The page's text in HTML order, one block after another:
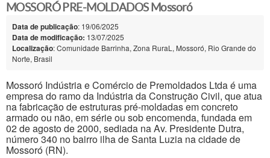
MOSSORÓ PRE-MOLDADOS Mossoró
Data de publicação: 19/06/2025
Data de modificação: 13/07/2025
Localização: Comunidade Barrinha, Zona RuraL, Mossoró, Rio Grande do
Norte, Brasil
Mossoró Indústria e Comércio de Premoldados Ltda é uma
empresa do ramo da Indústria da Construção Civil, que atua
na fabricação de estruturas pré-moldadas em concreto
armado ou não, em série ou sob encomenda, fundada em
02 de agosto de 2000, sediada na Av. Presidente Dutra,
número 340 no bairro ilha de Santa Luzia na cidade de
Mossoró (RN).